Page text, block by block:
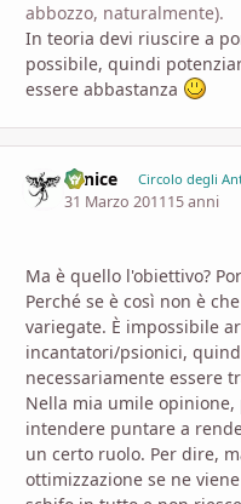
abbozzo, naturalmente).
In teoria devi riuscire a
possibile, quindi
essere abbastanza
Fenice Circolo degli
31 Marzo 201115 anni
Ma è quello l'obiettivo?
Perché se è così non è
variegate. È impossibile
incantatori/psionici,
necessariamente essere
Nella mia umile
intendere puntare a
un certo ruolo. Per dire,
ottimizzazione se ne